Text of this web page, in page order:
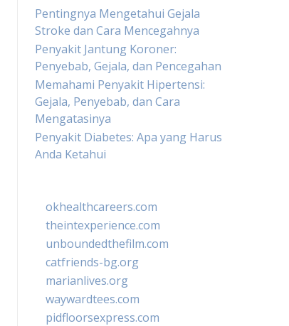
Pentingnya Mengetahui Gejala
Stroke dan Cara Mencegahnya
Penyakit Jantung Koroner:
Penyebab, Gejala, dan Pencegahan
Memahami Penyakit Hipertensi:
Gejala, Penyebab, dan Cara
Mengatasinya
Penyakit Diabetes: Apa yang Harus
Anda Ketahui
okhealthcareers.com
theintexperience.com
unboundedthefilm.com
catfriends-bg.org
marianlives.org
waywardtees.com
pidfloorsexpress.com